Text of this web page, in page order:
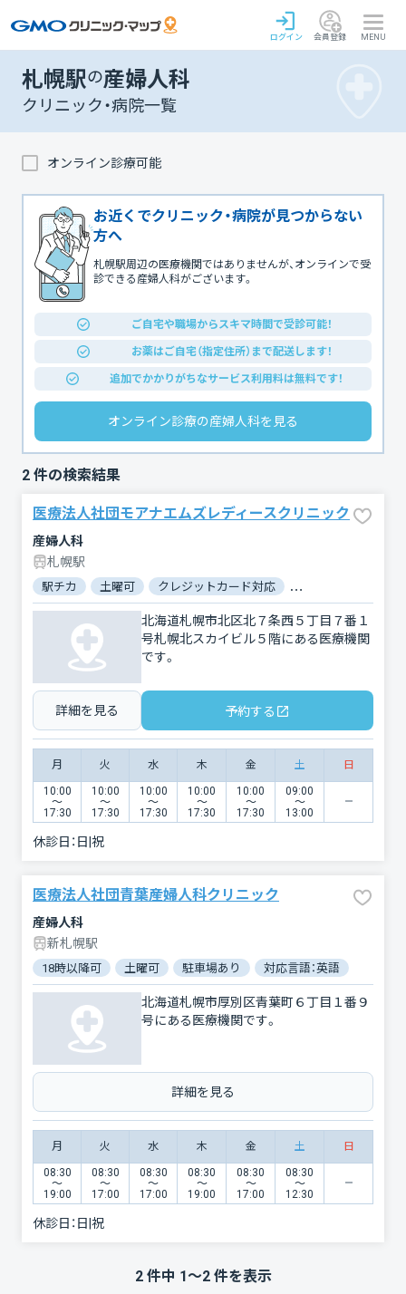
ログイン 会員登録 MENU
札幌駅の産婦人科
クリニック・病院一覧
オンライン診療可能
お近くでクリニック・病院が見つからない
方へ
札幌駅周辺の医療機関ではありませんが、オンラインで受
診できる産婦人科がございます。
ご自宅や職場からスキマ時間で受診可能！
お薬はご自宅（指定住所）まで配送します！
追加でかかりがちなサービス利用料は無料です！
オンライン診療の産婦人科を見る
2 件の検索結果
医療法人社団モアナエムズレディースクリニック
産婦人科
札幌駅
駅チカ 土曜可 クレジットカード対応 マイナ保険証対応
北海道札幌市北区北７条西５丁目７番１
号札幌北スカイビル５階にある医療機関
です。
詳細を見る 予約する
月 火 水 木 金 土 日
10:00
〜
17:30
10:00
〜
17:30
10:00
〜
17:30
10:00
〜
17:30
10:00
〜
17:30
09:00
〜
13:00
休診日： 日|祝
医療法人社団青葉産婦人科クリニック
産婦人科
新札幌駅
18時以降可 土曜可 駐車場あり 対応言語：英語
北海道札幌市厚別区青葉町６丁目１番９
号にある医療機関です。
詳細を見る
月 火 水 木 金 土 日
08:30
〜
19:00
08:30
〜
17:00
08:30
〜
17:00
08:30
〜
19:00
08:30
〜
17:00
08:30
〜
12:30
休診日： 日|祝
2件中 1〜2件を表示